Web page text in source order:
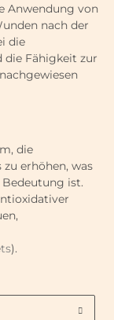
Anwendung von
nach der
die
die Fähigkeit zur
die
erhöhen, was
ist.
).